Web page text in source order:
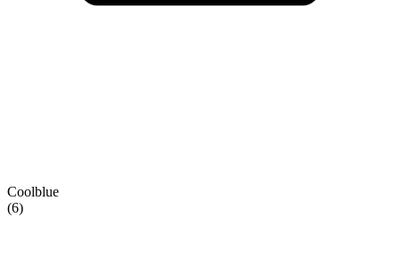
Coolblue
(6)